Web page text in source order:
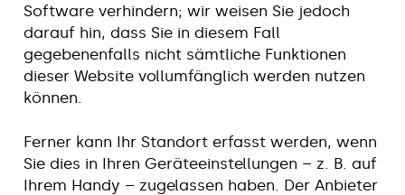
Software verhindern; wir weisen Sie jedoch
darauf hin, dass Sie in diesem Fall
gegebenenfalls nicht sämtliche Funktionen
dieser Website vollumfänglich werden nutzen
können.
Ferner kann Ihr Standort erfasst werden, wenn
Sie dies in Ihren Geräteeinstellungen – z. B. auf
Ihrem Handy – zugelassen haben. Der Anbieter